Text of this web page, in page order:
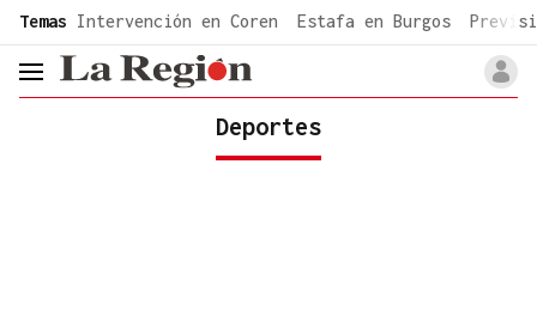
common.go-to-content
Temas Intervención en Coren Estafa en Burgos
header.menu.open
Deportes